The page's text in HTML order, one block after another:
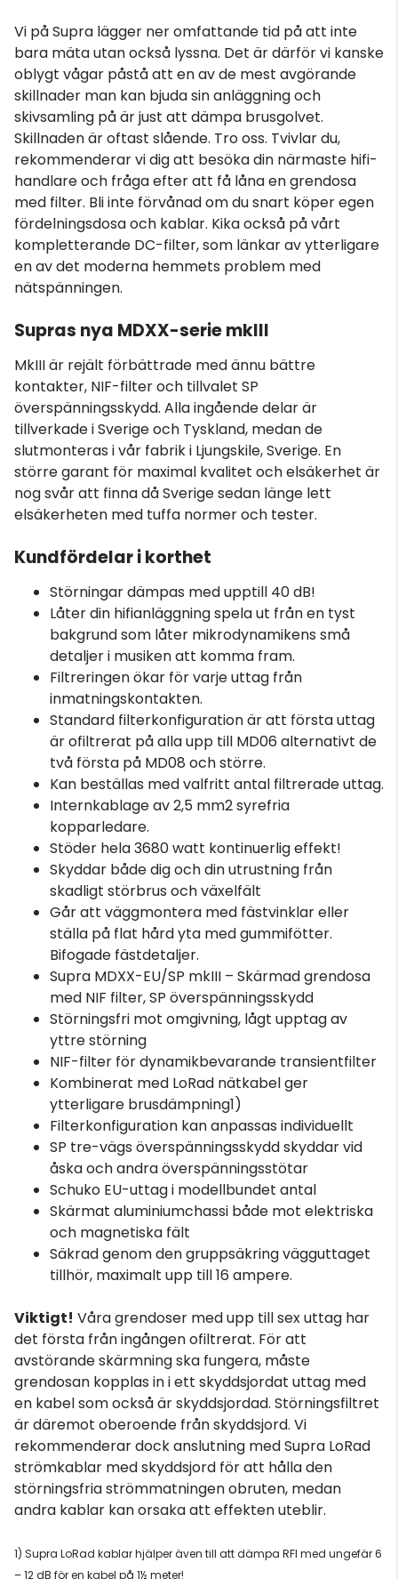
Vi på Supra lägger ner omfattande tid på att inte
bara mäta utan också lyssna. Det är därför vi kanske
oblygt vågar påstå att en av de mest avgörande
skillnader man kan bjuda sin anläggning och
skivsamling på är just att dämpa brusgolvet.
Skillnaden är oftast slående. Tro oss. Tvivlar du,
rekommenderar vi dig att besöka din närmaste hifi-
handlare och fråga efter att få låna en grendosa
med filter. Bli inte förvånad om du snart köper egen
fördelningsdosa och kablar. Kika också på vårt
kompletterande DC-filter, som länkar av ytterligare
en av det moderna hemmets problem med
nätspänningen.
Supras nya MDXX-serie mkIII
MkIII är rejält förbättrade med ännu bättre
kontakter, NIF-filter och tillvalet SP
överspänningsskydd. Alla ingående delar är
tillverkade i Sverige och Tyskland, medan de
slutmonteras i vår fabrik i Ljungskile, Sverige. En
större garant för maximal kvalitet och elsäkerhet är
nog svår att finna då Sverige sedan länge lett
elsäkerheten med tuffa normer och tester.
Kundfördelar i korthet
Störningar dämpas med upptill 40 dB!
Låter din hifianläggning spela ut från en tyst
bakgrund som låter mikrodynamikens små
detaljer i musiken att komma fram.
Filtreringen ökar för varje uttag från
inmatningskontakten.
Standard filterkonfiguration är att första uttag
är ofiltrerat på alla upp till MD06 alternativt de
två första på MD08 och större.
Kan beställas med valfritt antal filtrerade uttag.
Internkablage av 2,5 mm2 syrefria
kopparledare.
Stöder hela 3680 watt kontinuerlig effekt!
Skyddar både dig och din utrustning från
skadligt störbrus och växelfält
Går att väggmontera med fästvinklar eller
ställa på flat hård yta med gummifötter.
Bifogade fästdetaljer.
Supra MDXX-EU/SP mkIII – Skärmad grendosa
med NIF filter, SP överspänningsskydd
Störningsfri mot omgivning, lågt upptag av
yttre störning
NIF-filter för dynamikbevarande transientfilter
Kombinerat med LoRad nätkabel ger
ytterligare brusdämpning1)
Filterkonfiguration kan anpassas individuellt
SP tre-vägs överspänningsskydd skyddar vid
åska och andra överspänningsstötar
Schuko EU-uttag i modellbundet antal
Skärmat aluminiumchassi både mot elektriska
och magnetiska fält
Säkrad genom den gruppsäkring vägguttaget
tillhör, maximalt upp till 16 ampere.
Viktigt! Våra grendoser med upp till sex uttag har
det första från ingången ofiltrerat. För att
avstörande skärmning ska fungera, måste
grendosan kopplas in i ett skyddsjordat uttag med
en kabel som också är skyddsjordad. Störningsfiltret
är däremot oberoende från skyddsjord. Vi
rekommenderar dock anslutning med Supra LoRad
strömkablar med skyddsjord för att hålla den
störningsfria strömmatningen obruten, medan
andra kablar kan orsaka att effekten uteblir.
1) Supra LoRad kablar hjälper även till att dämpa RFI med ungefär 6
– 12 dB för en kabel på 1½ meter!